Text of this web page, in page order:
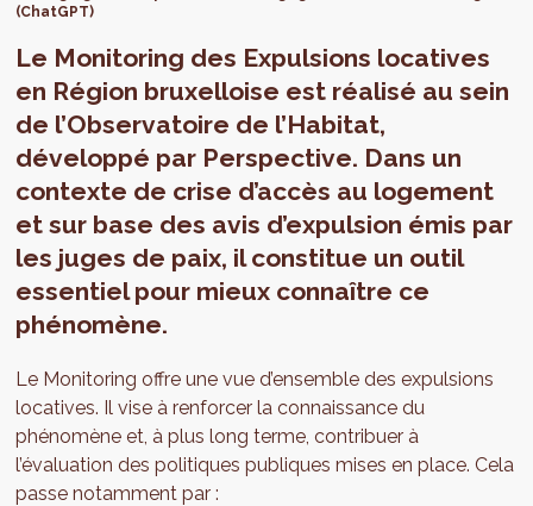
(ChatGPT)
Le Monitoring des Expulsions locatives
en Région bruxelloise est réalisé au sein
de l’Observatoire de l’Habitat,
développé par Perspective. Dans un
contexte de crise d’accès au logement
et sur base des avis d’expulsion émis par
les juges de paix, il constitue un outil
essentiel pour mieux connaître ce
phénomène.
Le Monitoring offre une vue d’ensemble des expulsions
locatives. Il vise à renforcer la connaissance du
phénomène et, à plus long terme, contribuer à
l’évaluation des politiques publiques mises en place. Cela
passe notamment par :